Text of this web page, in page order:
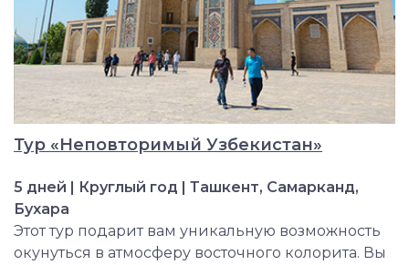
Тур «Неповторимый Узбекистан»
5 дней | Круглый год | Ташкент, Самарканд,
Бухара
Этот тур подарит вам уникальную возможность
окунуться в атмосферу восточного колорита. Вы